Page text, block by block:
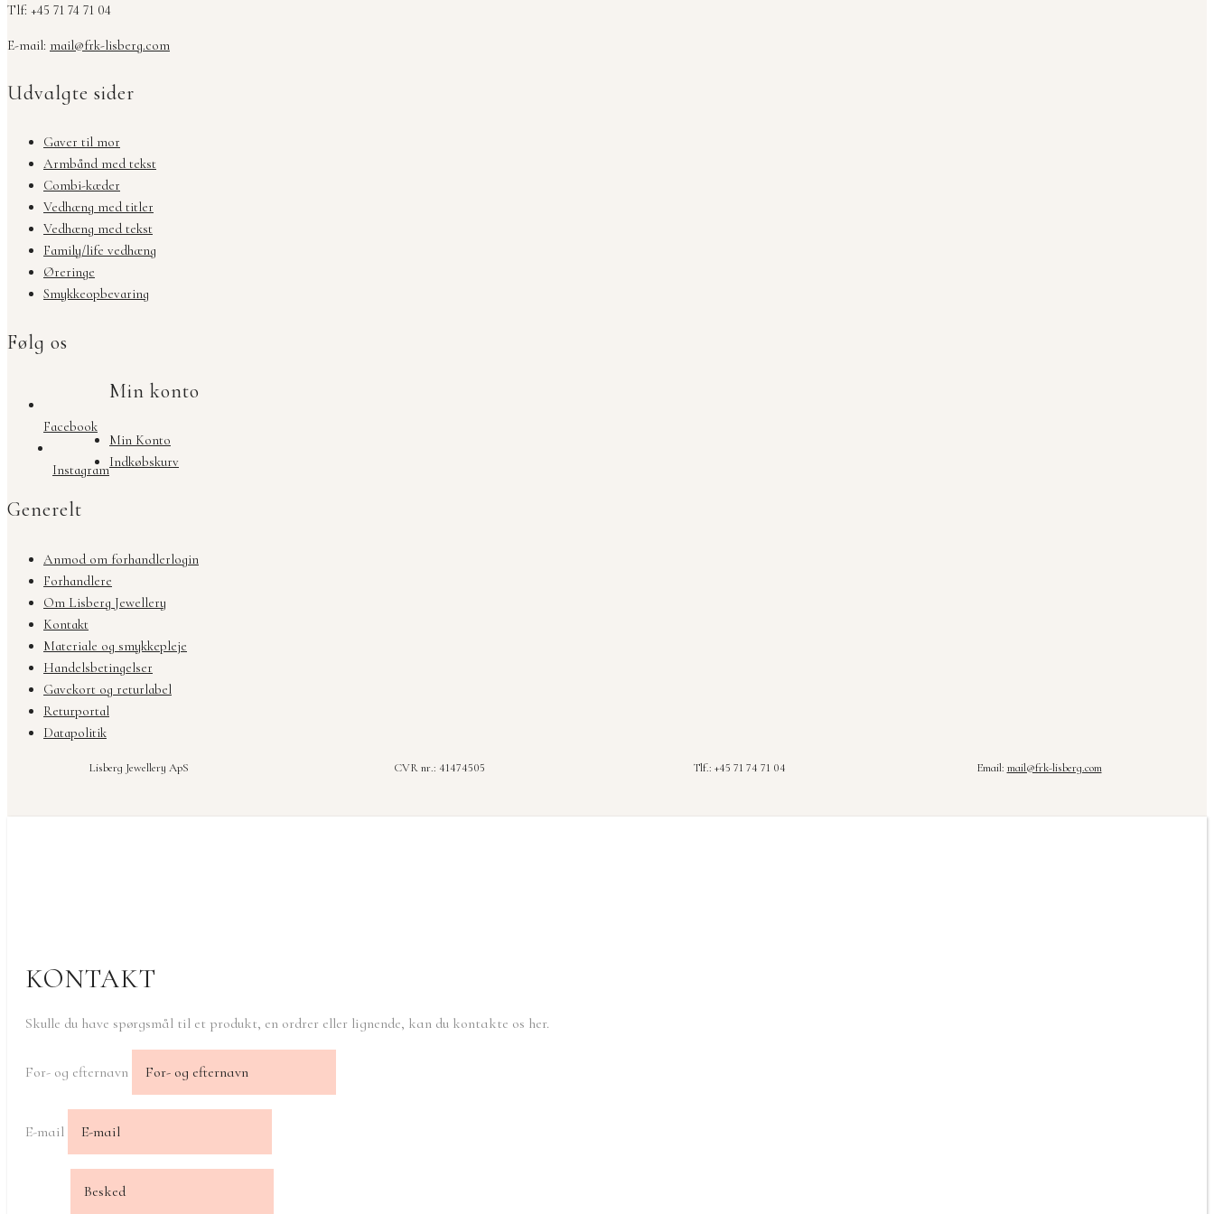
Tlf: +45 71 74 71 04
E-mail: mail@frk-lisberg.com
Udvalgte sider
Gaver til mor
Armbånd med tekst
Combi-kæder
Vedhæng med titler
Vedhæng med tekst
Family/life vedhæng
Øreringe
Smykkeopbevaring
Følg os
Facebook
Instagram
Min konto
Min Konto
Indkøbskurv
Generelt
Anmod om forhandlerlogin
Forhandlere
Om Lisberg Jewellery
Kontakt
Materiale og smykkepleje
Handelsbetingelser
Gavekort og returlabel
Returportal
Datapolitik
Lisberg Jewellery ApS CVR nr.: 41474505 Tlf.: +45 71 74 71 04 Email: mail@frk-lisberg.com
KONTAKT
Skulle du have spørgsmål til et produkt, en ordrer eller lignende, kan du kontakte os her.
For- og efternavn
E-mail